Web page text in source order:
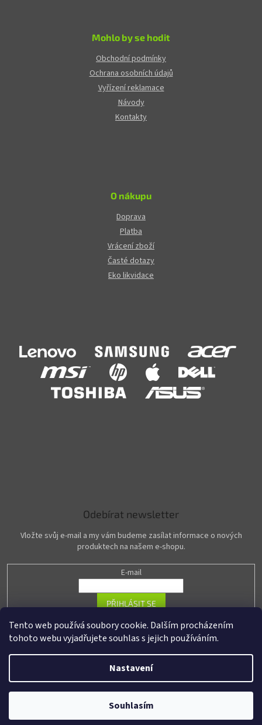
Tento web používá soubory cookie. Dalším procházením
tohoto webu vyjadřujete souhlas s jejich používáním.
Nastavení
Souhlasím
Mohlo by se hodit
Obchodní podmínky
Ochrana osobních údajů
Vyřízení reklamace
Návody
Kontakty
O nákupu
Doprava
Platba
Vrácení zboží
Časté dotazy
Eko likvidace
Odebírat newsletter
Vložte svůj e-mail a my vám budeme zasílat informace o nových
produktech na našem e-shopu.
E-mail
PŘIHLÁSIT SE
Vytvořil Shoptet
Copyright 2026
Upravit nastavení
cookies